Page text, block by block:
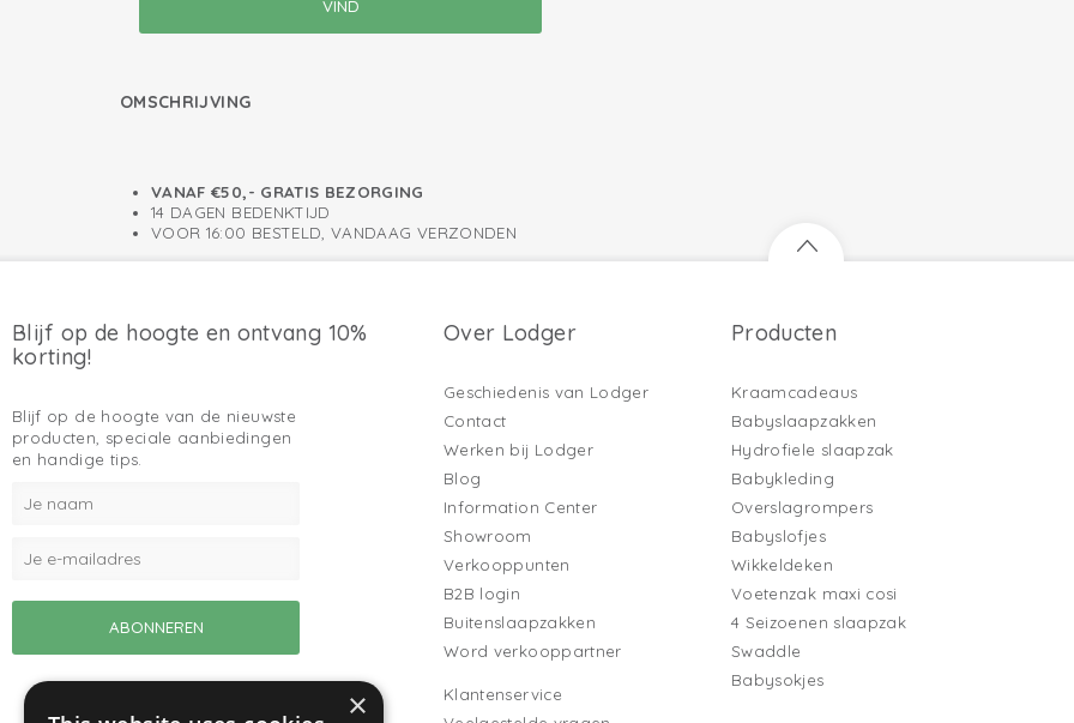
OMSCHRIJVING
VANAF €50,- GRATIS BEZORGING
14 DAGEN BEDENKTIJD
VOOR 16:00 BESTELD, VANDAAG VERZONDEN
Blijf op de hoogte en ontvang 10%
korting!
Blijf op de hoogte van de nieuwste
producten, speciale aanbiedingen
en handige tips.
Over Lodger
Geschiedenis van Lodger
Contact
Werken bij Lodger
Blog
Information Center
Showroom
Verkooppunten
B2B login
Buitenslaapzakken
Word verkooppartner
Klantenservice
Producten
Kraamcadeaus
Babyslaapzakken
Hydrofiele slaapzak
Babykleding
Overslagrompers
Babyslofjes
Wikkeldeken
Voetenzak maxi cosi
4 Seizoenen slaapzak
Swaddle
Babysokjes
×